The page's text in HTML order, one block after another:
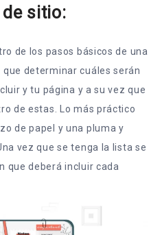
de sitio:
de los pasos básicos de una
determinar cuáles serán
y tu página y a su vez que
de estas. Lo más práctico
de papel y una pluma y
vez que se tenga la lista se
que deberá incluir cada